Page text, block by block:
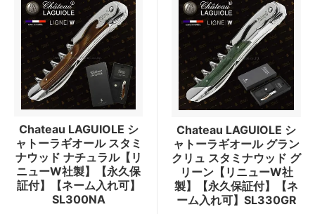
Chateau LAGUIOLE シ
ャトーラギオール スタミ
ナウッド ナチュラル【リ
ニューW社製】【永久保
証付】【ネーム入れ可】
SL300NA
Chateau LAGUIOLE シ
ャトーラギオール グラン
クリュ スタミナウッド グ
リーン【リニューW社
製】【永久保証付】【ネ
ーム入れ可】SL330GR